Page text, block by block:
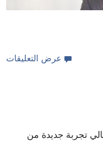
عرض التعليقات
تجربة جديدة من